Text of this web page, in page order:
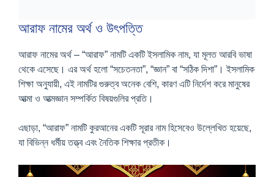
আরাফ নামের অর্থ ও উৎপত্তি
আরাফ নামের অর্থ – “আরাফ” নামটি একটি ইসলামিক নাম, যা মূলত আরবি ভাষা
থেকে এসেছে। এর অর্থ হলো “সচেতনতা”, “জ্ঞান” বা “সঠিক দিশা”। ইসলামিক
শিক্ষা অনুযায়ী, এই নামটির গুরুত্ব অনেক বেশি, কারণ এটি নির্দেশ করে মানুষের
আত্মা ও আত্মজ্ঞান সম্পর্কিত বিষয়গুলির প্রতি।
এছাড়া, “আরাফ” নামটি কুরআনের একটি সূরার নাম হিসেবেও উল্লেখিত হয়েছে,
যা বিভিন্ন ধর্মীয় তত্ত্ব এবং নৈতিক শিক্ষার প্রতীক।